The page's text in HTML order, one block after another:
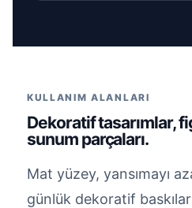
KULLANIM ALANLARI
Dekoratif tasarımlar,
sunum parçaları.
Mat yüzey, yansımayı
günlük dekoratif